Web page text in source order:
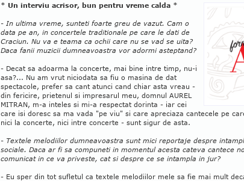
* Un interviu acrisor, bun pentru vreme calda *
- In ultima vreme, sunteti foarte greu de vazut. Cam o
data pe an, in concertele traditionale pe care le dati de
Craciun. Nu va e teama ca ochii care nu se vad se uita?
Daca fanii muzicii dumneavoastra vor adormi asteptand?
- Decat sa adoarma la concerte, mai bine intre timp, nu-i
asa?... Nu am vrut niciodata sa fiu o masina de dat
spectacole, prefer sa cant atunci cand chiar asta vreau -
din fericire, prietenul si impresarul meu, domnul AUREL
MITRAN, m-a inteles si mi-a respectat dorinta - iar cei
care isi doresc sa ma vada "pe viu" si care apreciaza cantecele pe
nici la concerte, nici intre concerte - sunt sigur de asta.
- Textele melodiilor dumneavoastra sunt mici reportaje despre
sociale. Daca ar fi sa compuneti in momentul acesta cateva cantece
comunicat in ce va priveste, cat si despre ce se intampla in jur?
- Eu sper din tot sufletul ca textele melodiilor mele sa fie mai mult